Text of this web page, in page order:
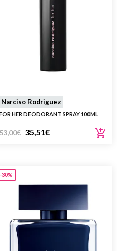
Narciso Rodriguez
HER DEODORANT SPRAY 100ML
€ 35,51€
-30%